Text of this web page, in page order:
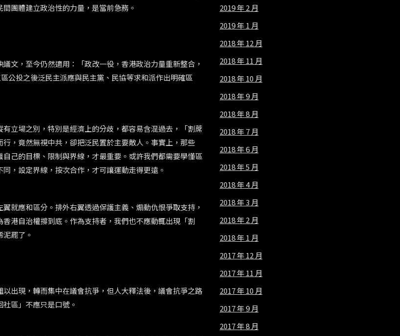
團體建立政治性的力量，是當前急務。
文，至今仍然適用：「政改一役，香港政治力量重新整合，
投之後泛民主派應與民主黨、民協等求和派作出明確區
立場之別，特別是經濟上的分歧，都容易含混過去，「割蓆
，竟然無視中共，卻把泛民置於主要敵人。事實上，那些
己的目標、限制與界線，才最重要。或許我們都需要學懂區
，設定界線，按次合作，才可讓運動走得更遠。
就應和區分。排外右翼透過保護主義、煽動仇恨爭取支持，
港自治權撐到底。作為支持者，我們也不應動輒出現「割
罷了。
出現，轉而集中在議會抗爭，但人大釋法後，議會抗爭之路
區」不應只是口號。
2019 年 2 月
2019 年 1 月
2018 年 12 月
2018 年 11 月
2018 年 10 月
2018 年 9 月
2018 年 8 月
2018 年 7 月
2018 年 6 月
2018 年 5 月
2018 年 4 月
2018 年 3 月
2018 年 2 月
2018 年 1 月
2017 年 12 月
2017 年 11 月
2017 年 10 月
2017 年 9 月
2017 年 8 月